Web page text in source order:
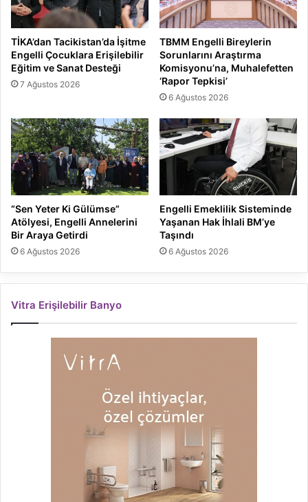
TİKA’dan Tacikistan’da İşitme
Engelli Çocuklara Erişilebilir
Eğitim ve Sanat Desteği
7 Ağustos 2026
TBMM Engelli Bireylerin
Sorunlarını Araştırma
Komisyonu’na, Muhalefetten
‘Rapor Tepkisi’
6 Ağustos 2026
“Sen Yeter Ki Gülümse”
Atölyesi, Engelli Annelerini
Bir Araya Getirdi
6 Ağustos 2026
Engelli Emeklilik Sisteminde
Yaşanan Hak İhlali BM’ye
Taşındı
6 Ağustos 2026
Vitra Erişilebilir Banyo